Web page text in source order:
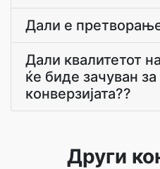
Дали е
Дали квалитетот
ќе биде зачуван
конверзијата??
Други